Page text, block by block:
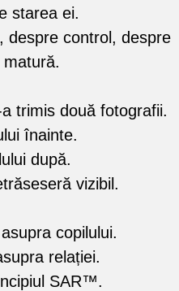
starea ei.
despre control, despre
trimis două fotografii.
înainte.
după.
vizibil.
copilului.
relației.
SAR™.